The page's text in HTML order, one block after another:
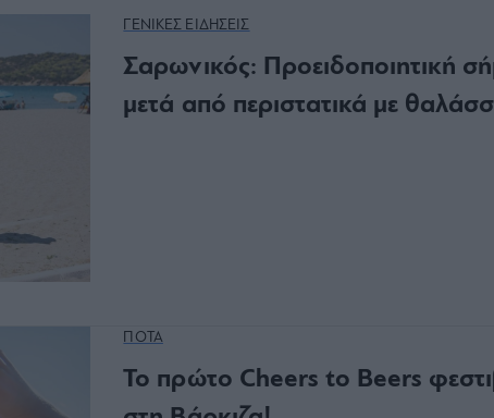
ΓΕΝΙΚΕΣ ΕΙΔΗΣΕΙΣ
Σαρωνικός: Προειδοποιητική
μετά από περιστατικά με
ΠΟΤΑ
Το πρώτο Cheers to Beers